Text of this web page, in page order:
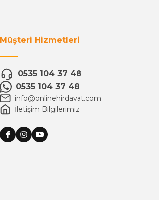
Müşteri Hizmetleri
0535 104 37 48
0535 104 37 48
info@onlinehirdavat.com
İletişim Bilgilerimiz